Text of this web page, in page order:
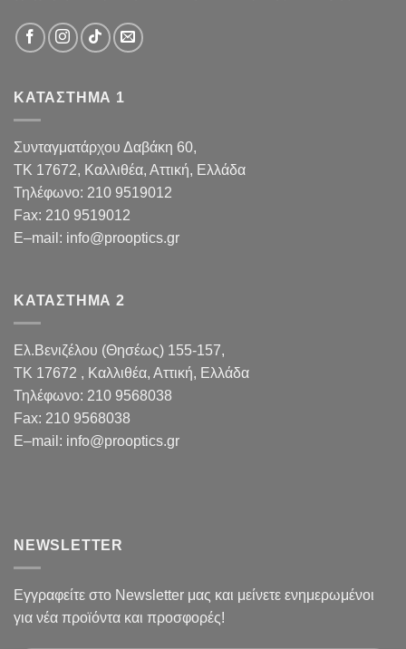
ΚΑΤΑΣΤΗΜΑ 1
Συνταγματάρχου Δαβάκη 60,
TK 17672, Καλλιθέα, Αττική, Ελλάδα
Τηλέφωνο: 210 9519012
Fax: 210 9519012
E–mail : info@prooptics.gr
ΚΑΤΑΣΤΗΜΑ 2
Ελ.Βενιζέλου (Θησέως) 155-157,
TK 17672 , Καλλιθέα, Αττική, Ελλάδα
Τηλέφωνο: 210 9568038
Fax: 210 9568038
E–mail : info@prooptics.gr
NEWSLETTER
Εγγραφείτε στο Newsletter μας και μείνετε ενημερωμένοι
για νέα προϊόντα και προσφορές!